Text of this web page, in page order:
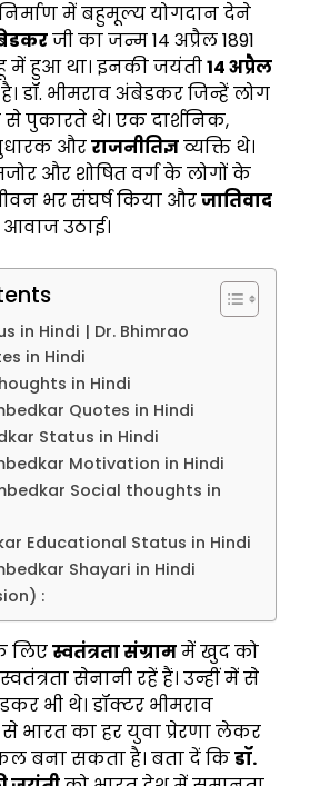
में बहुमूल्य योगदान देने
जी का जन्म 14 अप्रैल 1891
में हुआ था। इनकी जयंती14 अप्रैल
डॉ. भीमराव अंबेडकर जिन्हें लोग
पुकारते थे। एक दार्शनिक,
औरराजनीतिज्ञव्यक्ति थे।
और शोषित वर्ग के लोगों के
भर संघर्ष किया औरजातिवाद
उठाई।
in Hindi | Dr. Bhimrao
in Hindi
in Hindi
Quotes in Hindi
Status in Hindi
Motivation in Hindi
Social thoughts in
Educational Status in Hindi
Shayari in Hindi
:
लिएस्वतंत्रता संग्राममें खुद को
सेनानी रहें हैं। उन्हीं में से
भी थे। डॉक्टर भीमराव
से भारत का हर युवा प्रेरणा लेकर
बना सकता है। बता दें किडॉ.